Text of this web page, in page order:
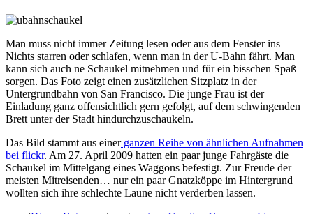
Man muss nicht immer Zeitung lesen oder aus dem Fenster ins
Nichts starren oder schlafen, wenn man in der U-Bahn fährt. Man
kann sich auch ne Schaukel mitnehmen und für ein bisschen Spaß
sorgen. Das Foto zeigt einen zusätzlichen Sitzplatz in der
Untergrundbahn von San Francisco. Die junge Frau ist der
Einladung ganz offensichtlich gern gefolgt, auf dem schwingenden
Brett unter der Stadt hindurchzuschaukeln.
Das Bild stammt aus einerganzen Reihe von ähnlichen Aufnahmen
bei flickr. Am 27. April 2009 hatten ein paar junge Fahrgäste die
Schaukel im Mittelgang eines Waggons befestigt. Zur Freude der
meisten Mitreisenden… nur ein paar Gnatzköppe im Hintergrund
wollten sich ihre schlechte Laune nicht verderben lassen.